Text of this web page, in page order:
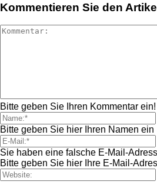
Kommentieren Sie den
Bitte geben Sie Ihren Kommentar ein!
Bitte geben Sie hier Ihren Namen ein
Sie haben eine falsche E-Mail-
Bitte geben Sie hier Ihre E-Mail-